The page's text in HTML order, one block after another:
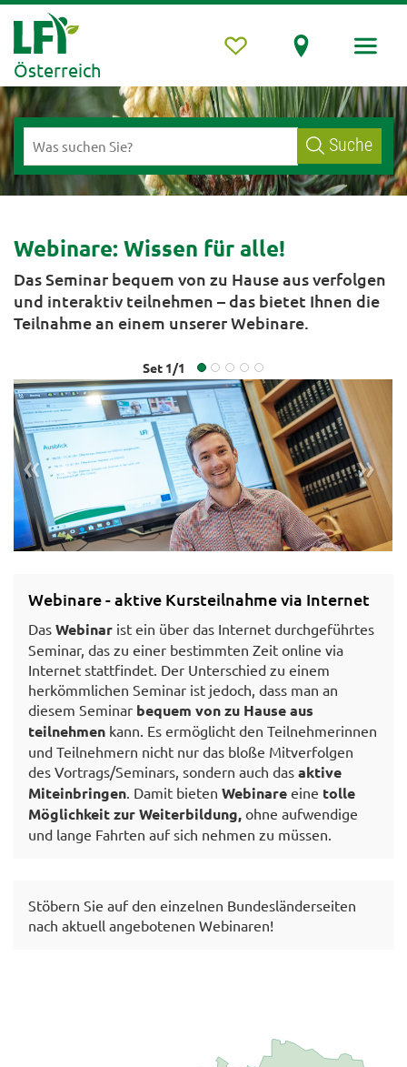
Österreich
Suche
Webinare: Wissen für alle!
Das Seminar bequem von zu Hause aus verfolgen
und interaktiv teilnehmen – das bietet Ihnen die
Teilnahme an einem unserer Webinare.
Set 1/1
© LFI Ö/Ing. Gerald PFABIGAN
« »
Webinare - aktive Kursteilnahme via Internet
Das Webinar ist ein über das Internet durchgeführtes
Seminar, das zu einer bestimmten Zeit online via
Internet stattfindet. Der Unterschied zu einem
herkömmlichen Seminar ist jedoch, dass man an
diesem Seminar bequem von zu Hause aus
teilnehmen kann. Es ermöglicht den Teilnehmerinnen
und Teilnehmern nicht nur das bloße Mitverfolgen
des Vortrags/Seminars, sondern auch das aktive
Miteinbringen. Damit bieten Webinare eine tolle
Möglichkeit zur Weiterbildung, ohne aufwendige
und lange Fahrten auf sich nehmen zu müssen.
Stöbern Sie auf den einzelnen Bundesländerseiten
nach aktuell angebotenen Webinaren!